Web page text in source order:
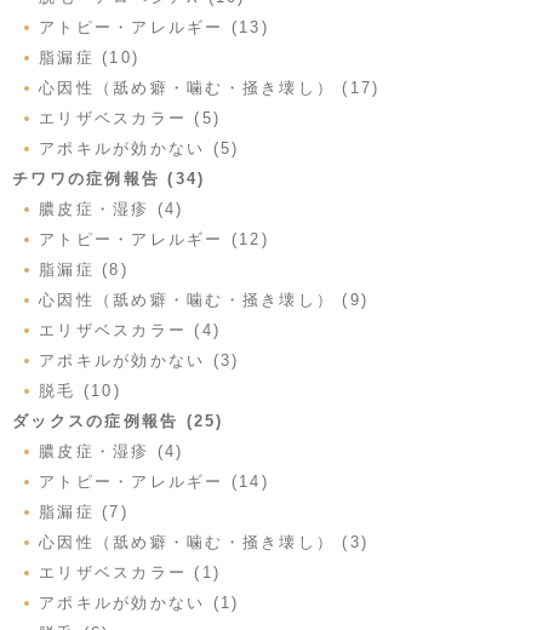
アトピー・アレルギー (13)
脂漏症 (10)
心因性（舐め癖・噛む・掻き壊し） (17)
エリザベスカラー (5)
アポキルが効かない (5)
チワワの症例報告 (34)
膿皮症・湿疹 (4)
アトピー・アレルギー (12)
脂漏症 (8)
心因性（舐め癖・噛む・掻き壊し） (9)
エリザベスカラー (4)
アポキルが効かない (3)
脱毛 (10)
ダックスの症例報告 (25)
膿皮症・湿疹 (4)
アトピー・アレルギー (14)
脂漏症 (7)
心因性（舐め癖・噛む・掻き壊し） (3)
エリザベスカラー (1)
アポキルが効かない (1)